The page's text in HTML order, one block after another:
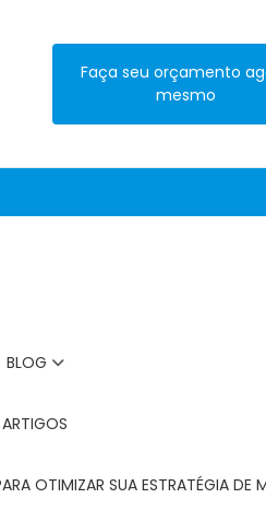
Faça seu orçamento
mesmo
BLOG
ARTIGOS
OTIMIZAR SUA ESTRATÉGIA DE